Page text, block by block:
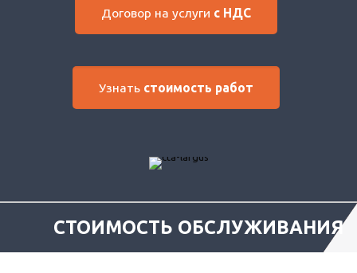
Договор на услуги с НДС
Узнать стоимость работ
СТОИМОСТЬ ОБСЛУЖИВАНИЯ